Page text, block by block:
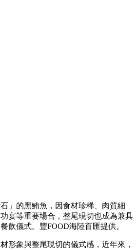
」的黑鮪魚，因食材珍稀、肉質細
宴等重要場合，整尾現切也成為兼具
飲儀式。豐FOOD海陸百匯提供。
形象與整尾現切的儀式感，近年來，